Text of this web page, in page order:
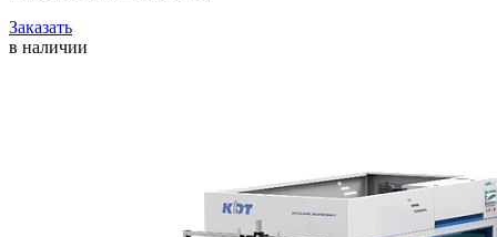
Заказать
в наличии